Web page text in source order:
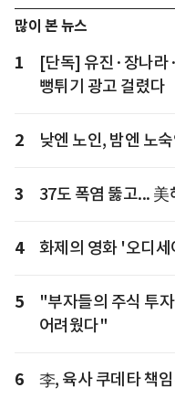
많이 본 뉴스
1
[단독] 유진·장나라
뻥튀기 광고 걸렸다
2 낮엔 노인, 밤엔 노
3 37도 폭염 뚫고... 美
4 화제의 영화 '오디
5
"부자들의 주식 투
어려웠다"
6 李, 육사 쿠데타 책